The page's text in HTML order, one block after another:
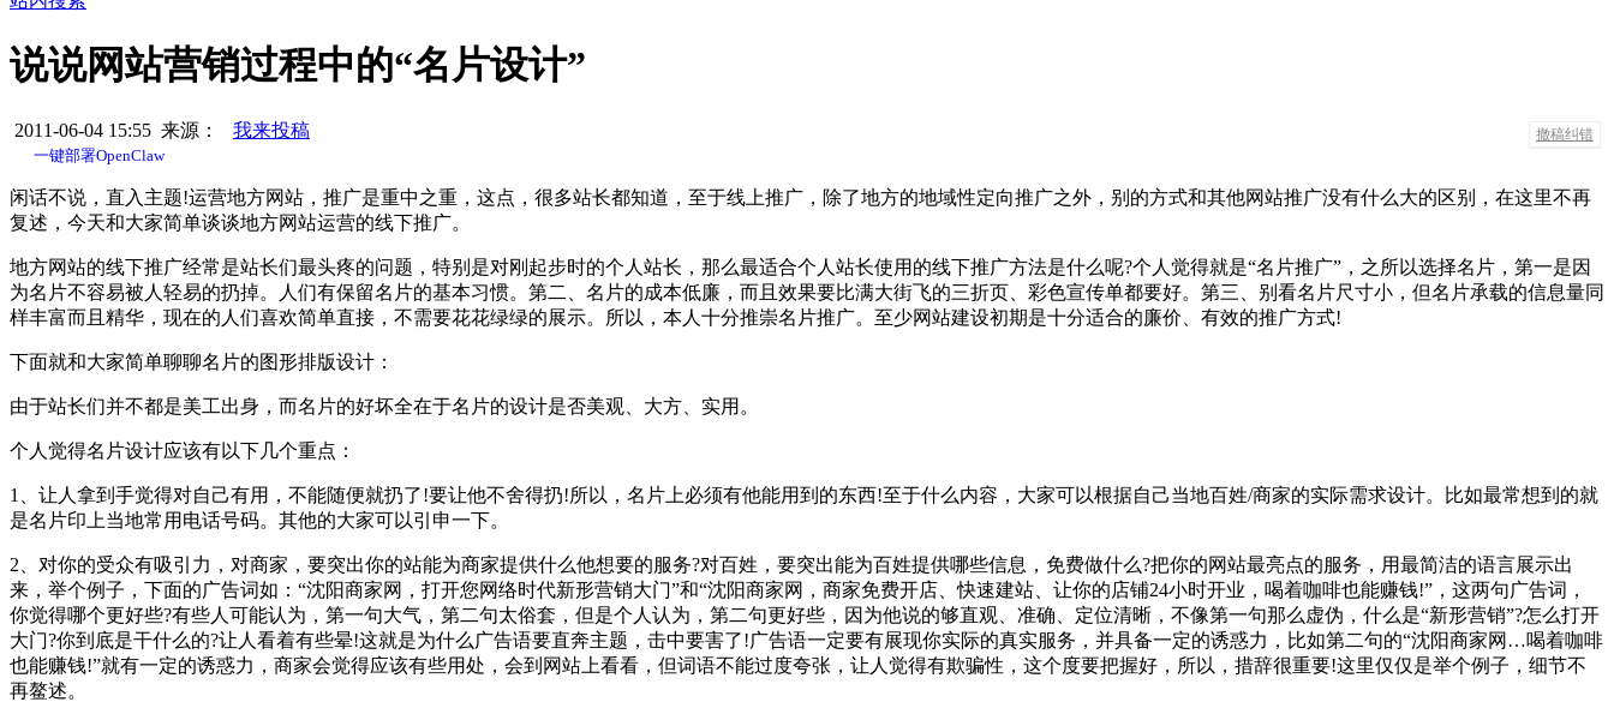
说说网站营销过程中的“名片设计”
2011-06-04 15:55 来源： 我来投稿 撤稿纠错
一键部署OpenClaw
闲话不说，直入主题!运营地方网站，推广是重中之重，这点，很多站长都知道，至于线上推广，除了地方的地域性定向推广之外，别的方式和其他网站推广没有什么大的区别，在这里不再
复述，今天和大家简单谈谈地方网站运营的线下推广。
地方网站的线下推广经常是站长们最头疼的问题，特别是对刚起步时的个人站长，那么最适合个人站长使用的线下推广方法是什么呢?个人觉得就是“名片推广”，之所以选择名片，第一是因
为名片不容易被人轻易的扔掉。人们有保留名片的基本习惯。第二、名片的成本低廉，而且效果要比满大街飞的三折页、彩色宣传单都要好。第三、别看名片尺寸小，但名片承载的信息量同
样丰富而且精华，现在的人们喜欢简单直接，不需要花花绿绿的展示。所以，本人十分推崇名片推广。至少网站建设初期是十分适合的廉价、有效的推广方式!
下面就和大家简单聊聊名片的图形排版设计：
由于站长们并不都是美工出身，而名片的好坏全在于名片的设计是否美观、大方、实用。
个人觉得名片设计应该有以下几个重点：
1、让人拿到手觉得对自己有用，不能随便就扔了!要让他不舍得扔!所以，名片上必须有他能用到的东西!至于什么内容，大家可以根据自己当地百姓/商家的实际需求设计。比如最常想到的就
是名片印上当地常用电话号码。其他的大家可以引申一下。
2、对你的受众有吸引力，对商家，要突出你的站能为商家提供什么他想要的服务?对百姓，要突出能为百姓提供哪些信息，免费做什么?把你的网站最亮点的服务，用最简洁的语言展示出
来，举个例子，下面的广告词如：“沈阳商家网，打开您网络时代新形营销大门”和“沈阳商家网，商家免费开店、快速建站、让你的店铺24小时开业，喝着咖啡也能赚钱!”，这两句广告词，
你觉得哪个更好些?有些人可能认为，第一句大气，第二句太俗套，但是个人认为，第二句更好些，因为他说的够直观、准确、定位清晰，不像第一句那么虚伪，什么是“新形营销”?怎么打开
大门?你到底是干什么的?让人看着有些晕!这就是为什么广告语要直奔主题，击中要害了!广告语一定要有展现你实际的真实服务，并具备一定的诱惑力，比如第二句的“沈阳商家网…喝着咖啡
也能赚钱!”就有一定的诱惑力，商家会觉得应该有些用处，会到网站上看看，但词语不能过度夸张，让人觉得有欺骗性，这个度要把握好，所以，措辞很重要!这里仅仅是举个例子，细节不
再鳌述。